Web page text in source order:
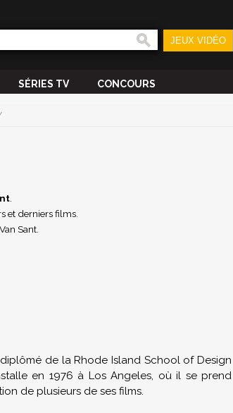
JEUX VIDÉO
SÉRIES TV CONCOURS
.
et derniers films.
Sant.
de la Rhode Island School of Design
en 1976 à Los Angeles, où il se prend
de plusieurs de ses films.